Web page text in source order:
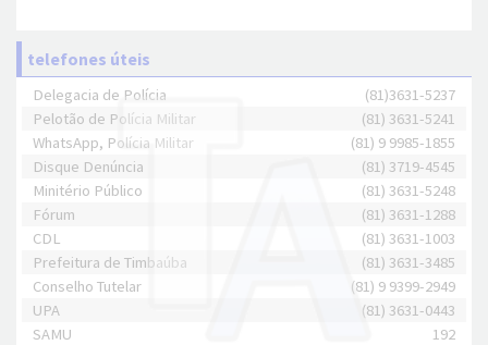
telefones úteis
Delegacia de Polícia
(81)3631-5237
Pelotão de Polícia Militar
(81) 3631-5241
WhatsApp, Polícia Militar
(81) 9 9985-1855
Disque Denúncia
(81) 3719-4545
Minitério Público
(81) 3631-5248
Fórum
(81) 3631-1288
CDL
(81) 3631-1003
Prefeitura de Timbaúba
(81) 3631-3485
Conselho Tutelar
(81) 9 9399-2949
UPA
(81) 3631-0443
SAMU
192